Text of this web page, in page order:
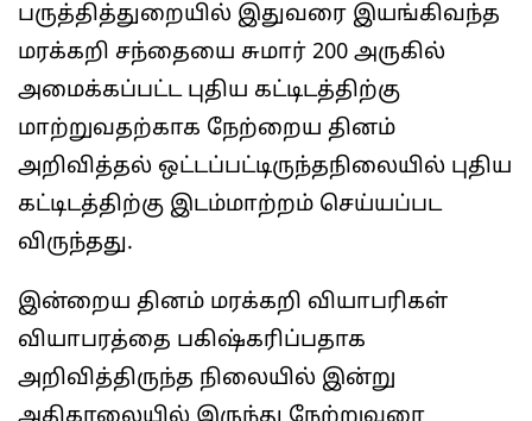
பருத்தித்துறையில் இதுவரை இயங்கிவந்த
மரக்கறி சந்தையை சுமார் 200 அருகில்
அமைக்கப்பட்ட புதிய கட்டிடத்திற்கு
மாற்றுவதற்காக நேற்றைய தினம்
அறிவித்தல் ஒட்டப்பட்டிருந்தநிலையில் புதிய
கட்டிடத்திற்கு இடம்மாற்றம் செய்யப்பட
விருந்தது.
இன்றைய தினம் மரக்கறி வியாபரிகள்
வியாபரத்தை பகிஷ்கரிப்பதாக
அறிவித்திருந்த நிலையில் இன்று